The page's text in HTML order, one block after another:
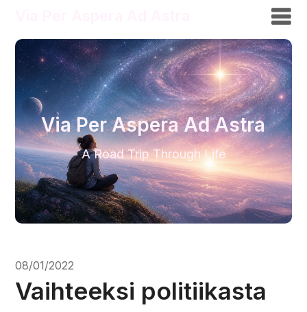
Via Per Aspera Ad Astra
A Road Trip Through Life
08/01/2022
Vaihteeksi politiikasta